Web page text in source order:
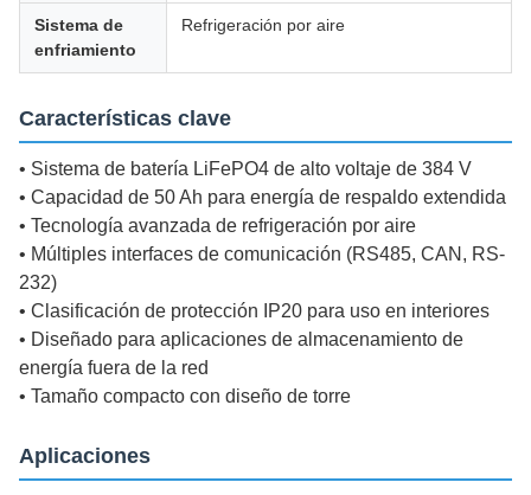
Sistema de
enfriamiento
Refrigeración por aire
Características clave
• Sistema de batería LiFePO4 de alto voltaje de 384 V
• Capacidad de 50 Ah para energía de respaldo extendida
• Tecnología avanzada de refrigeración por aire
• Múltiples interfaces de comunicación (RS485, CAN, RS-
232)
• Clasificación de protección IP20 para uso en interiores
• Diseñado para aplicaciones de almacenamiento de
energía fuera de la red
• Tamaño compacto con diseño de torre
Aplicaciones